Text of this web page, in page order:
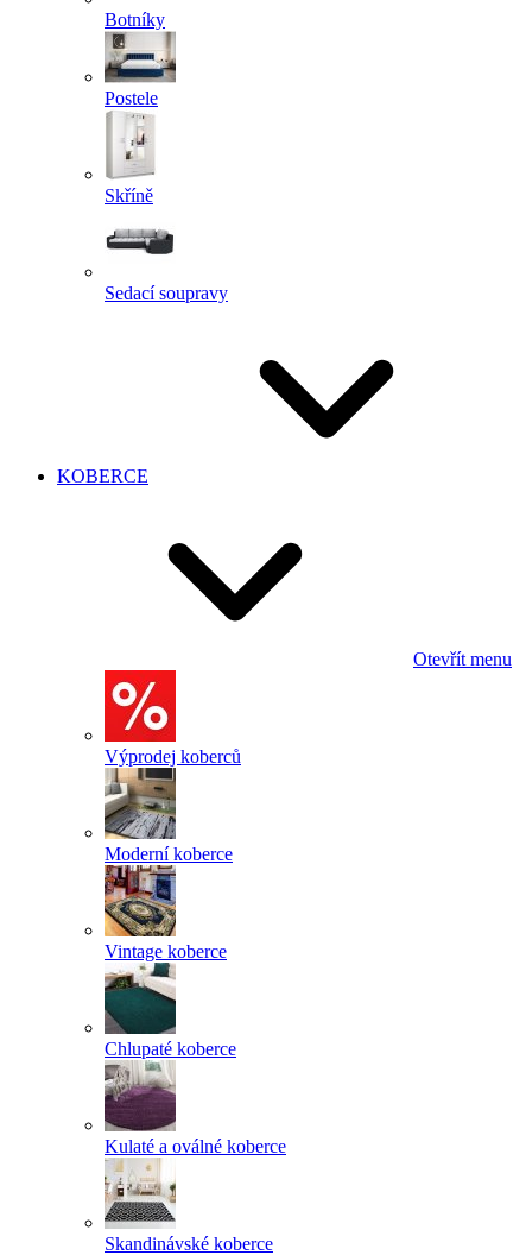
Botníky
Postele
Skříně
Sedací soupravy
KOBERCE
Otevřít menu
Výprodej koberců
Moderní koberce
Vintage koberce
Chlupaté koberce
Kulaté a oválné koberce
Skandinávské koberce